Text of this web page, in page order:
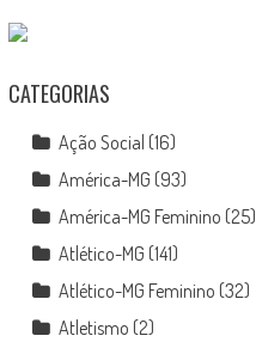
CATEGORIAS
Ação Social (16)
América-MG (93)
América-MG Feminino (25)
Atlético-MG (141)
Atlético-MG Feminino (32)
Atletismo (2)